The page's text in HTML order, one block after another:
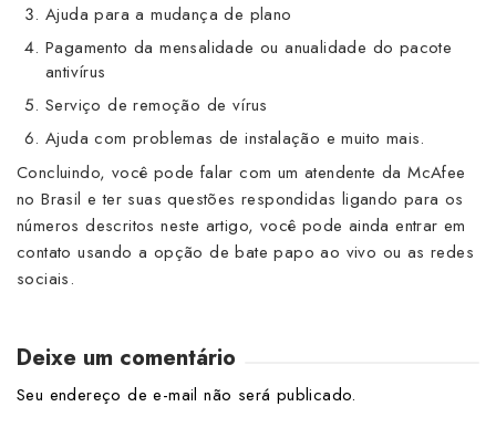
Ajuda para a mudança de plano
Pagamento da mensalidade ou anualidade do pacote
antivírus
Serviço de remoção de vírus
Ajuda com problemas de instalação e muito mais.
Concluindo, você pode falar com um atendente da McAfee
no Brasil e ter suas questões respondidas ligando para os
números descritos neste artigo, você pode ainda entrar em
contato usando a opção de bate papo ao vivo ou as redes
sociais.
Deixe um comentário
Seu endereço de e-mail não será publicado.